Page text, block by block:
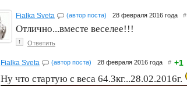
Fialka Sveta (автор поста) 28 февраля 2016 года #
Отлично...вместе веселее!!!
↑ Ответить
Fialka Sveta (автор поста) 28 февраля 2016 года # +1
Ну что стартую с веса 64.3кг...28.02.2016г.